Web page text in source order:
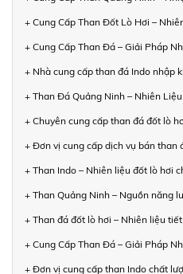
+ Cung Cấp Than Đốt Lò Hơi –
+ Cung Cấp Than Đá – Giải Pháp
+ Nhà cung cấp than đá Indo nhập
+ Than Đá Quảng Ninh – Nhiên
+ Chuyên cung cấp than đá đốt lò
+ Đơn vị cung cấp dịch vụ bán than
+ Than Indo – Nhiên liệu đốt lò hơi
+ Than Quảng Ninh – Nguồn năng
+ Than đá đốt lò hơi – Nhiên liệu
+ Cung Cấp Than Đá – Giải Pháp
+ Đơn vị cung cấp than Indo chất